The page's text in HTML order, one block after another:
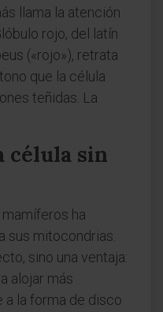
llama la atención
rojo, del latín
(«rojo»), retrata
que la célula
teñidas. La
célula sin
ha
sus mitocondrias.
sino una ventaja:
alojar más
a la forma de disco